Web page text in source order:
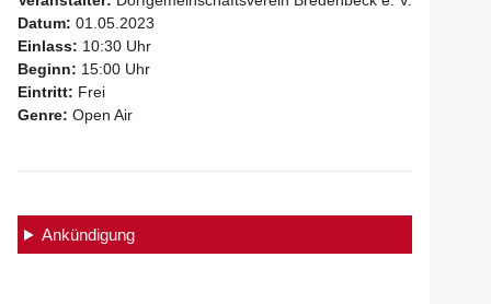
Datum: 01.05.2023
Einlass: 10:30 Uhr
Beginn: 15:00 Uhr
Eintritt: Frei
Genre: Open Air
Ankündigung